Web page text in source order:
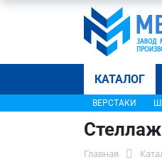
КАТАЛОГ
ВЕРСТАКИ
Главная